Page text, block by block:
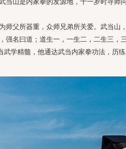
父所器重，众师兄弟所关爱。武当山
强名曰道；道生一，一生二，二生三，
武学精髓，他通达武当内家拳功法，历